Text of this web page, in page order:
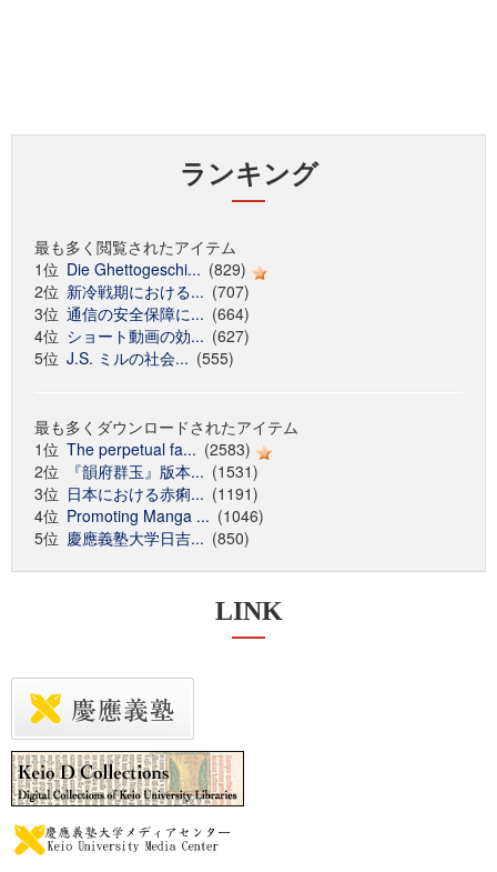
ランキング
最も多く閲覧されたアイテム
1位 Die Ghettogeschi... (829)
2位 新冷戦期における... (707)
3位 通信の安全保障に... (664)
4位 ショート動画の効... (627)
5位 J.S. ミルの社会... (555)
最も多くダウンロードされたアイテム
1位 The perpetual fa... (2583)
2位
『韻府群玉』版本... (1531)
3位 日本における赤痢... (1191)
4位 Promoting Manga ... (1046)
5位 慶應義塾大学日吉... (850)
LINK